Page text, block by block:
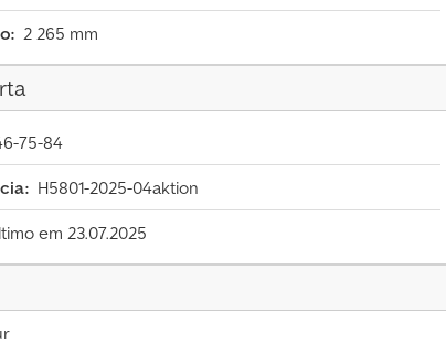
2 265 mm
75-84
H5801-2025-04aktion
em 23.07.2025